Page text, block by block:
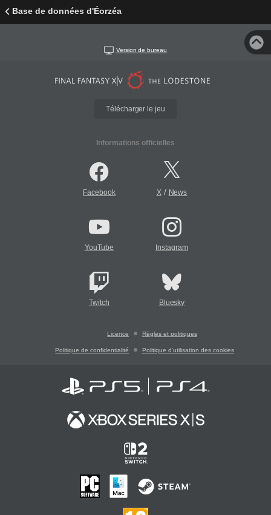
Base de données d'Éorzéa
Version de bureau
Télécharger le jeu
Informations officielles
Facebook X/ News
YouTube Instagram
Twitch Bluesky
Licence Règles et politiques
Politique de confidentialité Politique d'utilisation des cookies